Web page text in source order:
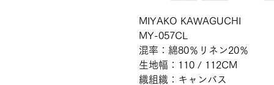
MIYAKO KAWAGUCHI
MY-057CL
混率：綿80％リネン20％
生地幅：110 / 112CM
織組織：キャンバス